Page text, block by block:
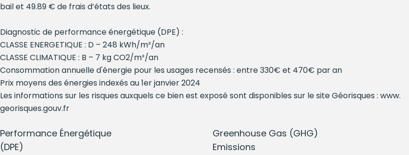
bail et 49.89 € de frais d’états des lieux.
Diagnostic de performance énergétique (DPE) :
CLASSE ENERGETIQUE : D – 248 kWh/m²/an
CLASSE CLIMATIQUE : B – 7 kg CO2/m²/an
Consommation annuelle d'énergie pour les usages recensés : entre 330€ et 470€ par an
Prix moyens des énergies indexés au 1er janvier 2024
Les informations sur les risques auxquels ce bien est exposé sont disponibles sur le site Géorisques : www.
georisques.gouv.fr
Performance Énergétique
(DPE)
Greenhouse Gas (GHG)
Emissions